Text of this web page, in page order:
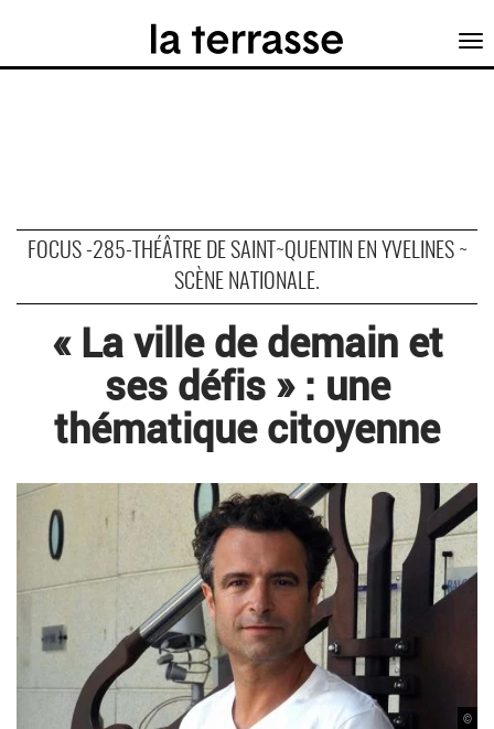
FOCUS -285-THÉÂTRE DE SAINT~QUENTIN EN YVELINES ~
SCÈNE NATIONALE.
« La ville de demain et
ses défis » : une
thématique citoyenne
©